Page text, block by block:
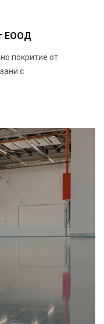
ЕООД
покритие от
с